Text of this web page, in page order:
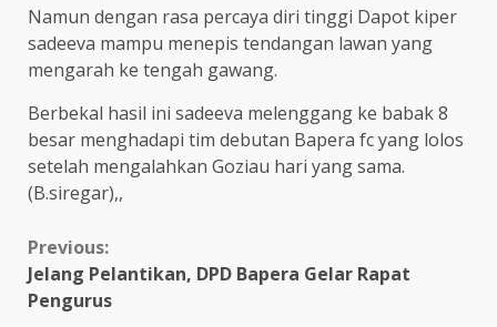
Namun dengan rasa percaya diri tinggi Dapot kiper
sadeeva mampu menepis tendangan lawan yang
mengarah ke tengah gawang.
Berbekal hasil ini sadeeva melenggang ke babak 8
besar menghadapi tim debutan Bapera fc yang lolos
setelah mengalahkan Goziau hari yang sama.
(B.siregar),,
Continue
Reading
Previous:
Jelang Pelantikan, DPD Bapera Gelar Rapat
Pengurus